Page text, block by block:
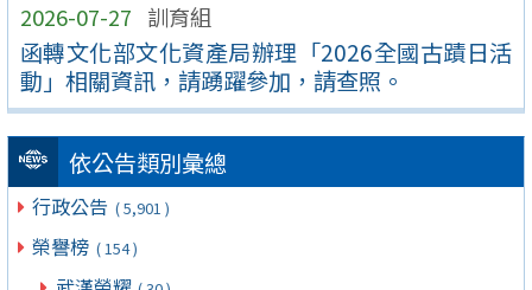
2026-07-27 訓育組
函轉文化部文化資產局辦理「2026全國古蹟日活
動」相關資訊，請踴躍參加，請查照。
依公告類別彙總
行政公告 ( 5,901 )
榮譽榜 ( 154 )